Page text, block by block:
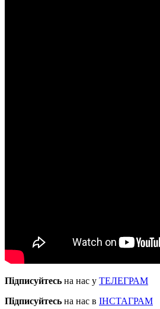
Підписуйтесь на нас у ТЕЛЕГРАМ
Підписуйтесь на нас в ІНСТАГРАМ